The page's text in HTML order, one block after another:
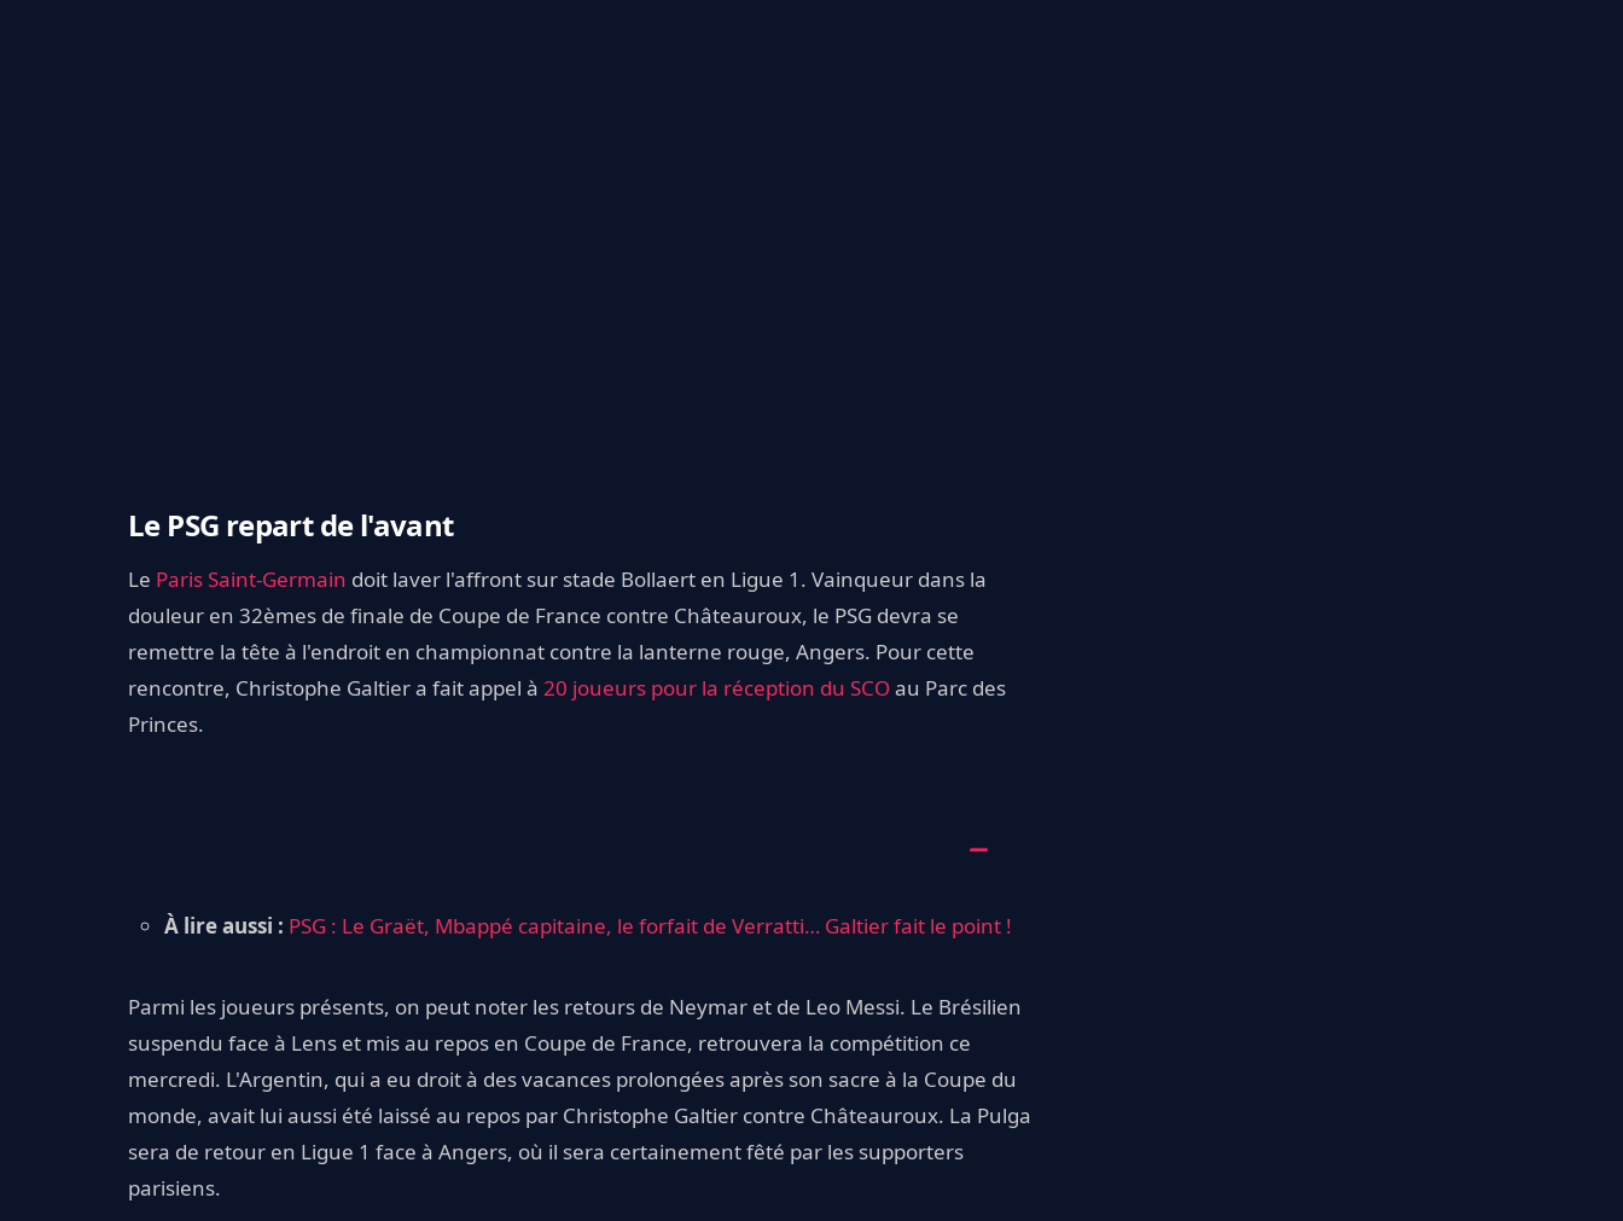
Le PSG repart de l'avant
Le Paris Saint-Germain doit laver l'affront sur stade Bollaert en Ligue 1. Vainqueur dans la
douleur en 32èmes de finale de Coupe de France contre Châteauroux, le PSG devra se
remettre la tête à l'endroit en championnat contre la lanterne rouge, Angers. Pour cette
rencontre, Christophe Galtier a fait appel à 20 joueurs pour la réception du SCOau Parc des
Princes.
À lire aussi : PSG : Le Graët, Mbappé capitaine, le forfait de Verratti… Galtier fait le point !
Parmi les joueurs présents, on peut noter les retours de Neymar et de Leo Messi. Le Brésilien
suspendu face à Lens et mis au repos en Coupe de France, retrouvera la compétition ce
mercredi. L'Argentin, qui a eu droit à des vacances prolongées après son sacre à la Coupe du
monde, avait lui aussi été laissé au repos par Christophe Galtier contre Châteauroux. La Pulga
sera de retour en Ligue 1 face à Angers, où il sera certainement fêté par les supporters
parisiens.